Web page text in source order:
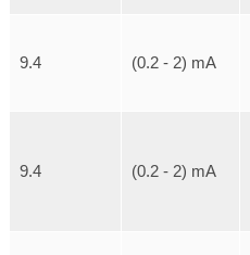
9.4 (0.2 - 2) mA
9.4 (0.2 - 2) mA